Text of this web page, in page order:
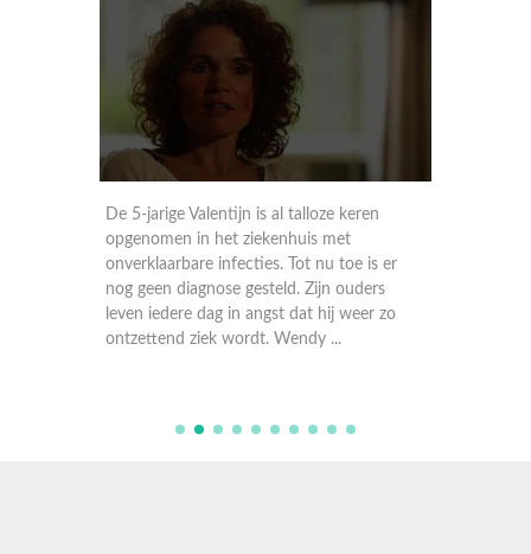
De 5-jarige Valentijn is al talloze keren
opgenomen in het ziekenhuis met
onverklaarbare infecties. Tot nu toe is er
nog geen diagnose gesteld. Zijn ouders
leven iedere dag in angst dat hij weer zo
ontzettend ziek wordt. Wendy ...